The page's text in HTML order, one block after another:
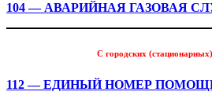
104 — АВАРИЙНАЯ ГАЗОВАЯ
С городских
112 — ЕДИНЫЙ НОМЕР